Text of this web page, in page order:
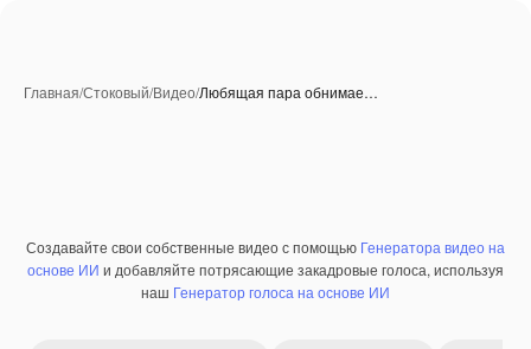
Главная/Стоковый/Видео/Любящая пара обнимае…
Премиум
Создавайте свои собственные видео с помощью Генератора видео на
основе ИИ и добавляйте потрясающие закадровые голоса, используя
наш Генератор голоса на основе ИИ